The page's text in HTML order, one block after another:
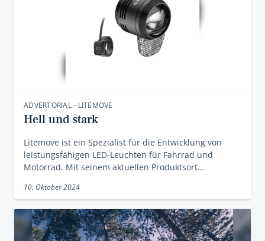
ADVERTORIAL - LITEMOVE
Hell und stark
Litemove ist ein Spezialist für die Entwicklung von
leistungsfähigen LED-Leuchten für Fahrrad und
Motorrad. Mit seinem aktuellen Produktsort…
10. Oktober 2024